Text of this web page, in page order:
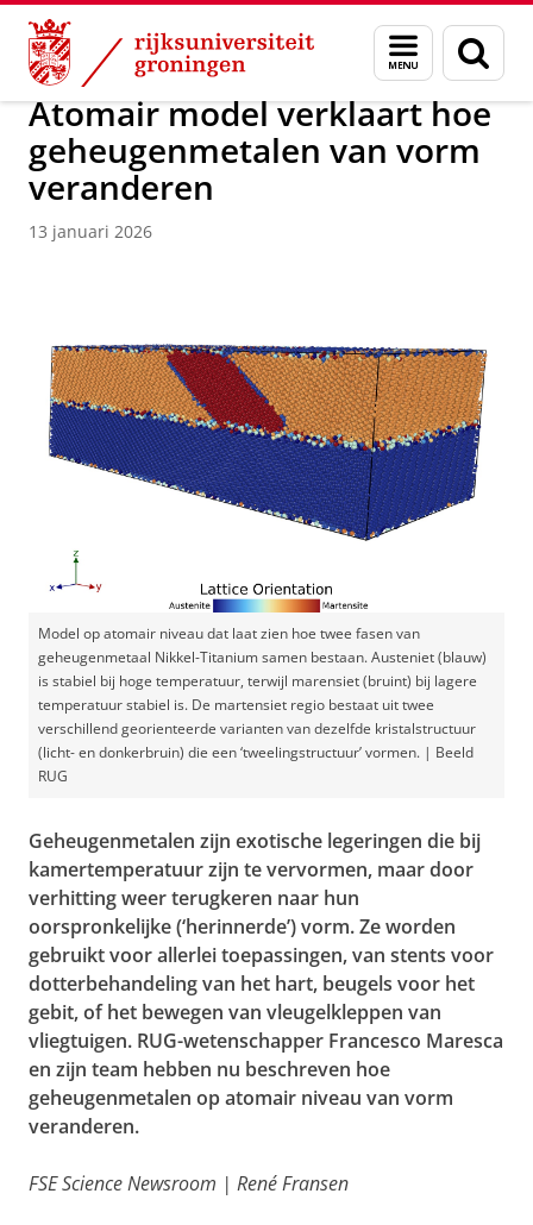
Skip
Content
Skip
Navigation
Menu
en
zoeken
Over ons Faculty of Science and Engineering Nieuws
Atomair model verklaart hoe
geheugenmetalen van vorm
veranderen
13 januari 2026
Model op atomair niveau dat laat zien hoe twee fasen van
geheugenmetaal Nikkel-Titanium samen bestaan. Austeniet (blauw)
is stabiel bij hoge temperatuur, terwijl marensiet (bruint) bij lagere
temperatuur stabiel is. De martensiet regio bestaat uit twee
verschillend georienteerde varianten van dezelfde kristalstructuur
(licht- en donkerbruin) die een ‘tweelingstructuur’ vormen. | Beeld
RUG
Geheugenmetalen zijn exotische legeringen die bij
kamertemperatuur zijn te vervormen, maar door
verhitting weer terugkeren naar hun
oorspronkelijke (‘herinnerde’) vorm. Ze worden
gebruikt voor allerlei toepassingen, van stents voor
dotterbehandeling van het hart, beugels voor het
gebit, of het bewegen van vleugelkleppen van
vliegtuigen. RUG-wetenschapper Francesco Maresca
en zijn team hebben nu beschreven hoe
geheugenmetalen op atomair niveau van vorm
veranderen.
FSE Science Newsroom | René Fransen